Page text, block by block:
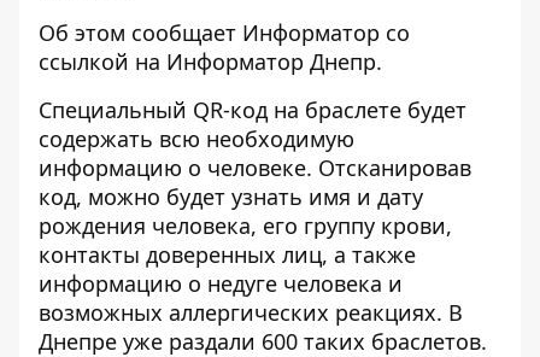
Об этом сообщает Информатор со
ссылкой на Информатор Днепр.
Специальный QR-код на браслете будет
содержать всю необходимую
информацию о человеке. Отсканировав
код, можно будет узнать имя и дату
рождения человека, его группу крови,
контакты доверенных лиц, а также
информацию о недуге человека и
возможных аллергических реакциях. В
Днепре уже раздали 600 таких браслетов.